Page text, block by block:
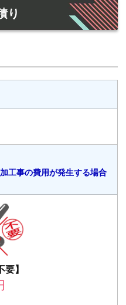
り
工事の費用が発生する場合
要】